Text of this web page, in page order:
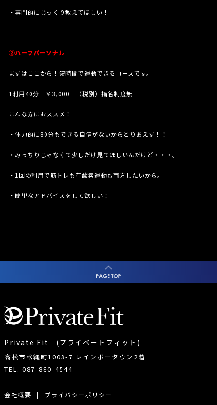
・専門的にじっくり教えてほしい！
②ハーフパーソナル
まずはここから！短時間で運動できるコースです。
1利用40分 ￥3,000 （税別）指名制度無
こんな方におススメ！
・体力的に80分もできる自信がないからとりあえず！！
・みっちりじゃなくて少しだけ見てほしいんだけど・・・。
・1回の利用で筋トレも有酸素運動も両方したいから。
・簡単なアドバイスをして欲しい！
Private Fit (プライベートフィット)
高松市松縄町1003-7 レインボータウン2階
TEL. 087-880-4544
会社概要 | プライバシーポリシー